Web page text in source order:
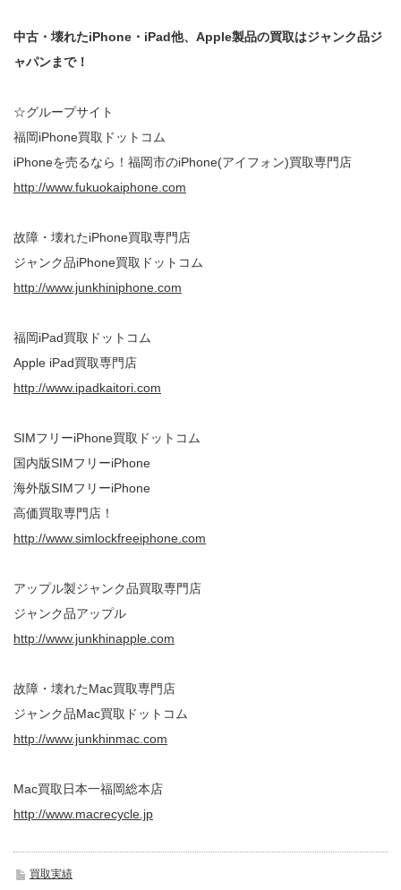
中古・壊れたiPhone・iPad他、Apple製品の買取はジャンク品ジ
ャパンまで！
☆グループサイト
福岡iPhone買取ドットコム
iPhoneを売るなら！福岡市のiPhone(アイフォン)買取専門店
http://www.fukuokaiphone.com
故障・壊れたiPhone買取専門店
ジャンク品iPhone買取ドットコム
http://www.junkhiniphone.com
福岡iPad買取ドットコム
Apple iPad買取専門店
http://www.ipadkaitori.com
SIMフリーiPhone買取ドットコム
国内版SIMフリーiPhone
海外版SIMフリーiPhone
高価買取専門店！
http://www.simlockfreeiphone.com
アップル製ジャンク品買取専門店
ジャンク品アップル
http://www.junkhinapple.com
故障・壊れたMac買取専門店
ジャンク品Mac買取ドットコム
http://www.junkhinmac.com
Mac買取日本一福岡総本店
http://www.macrecycle.jp
買取実績